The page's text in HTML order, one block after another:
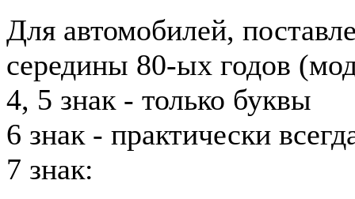
Для автомобилей,
середины 80-ых годов
4, 5 знак - только буквы
6 знак - практически
7 знак: